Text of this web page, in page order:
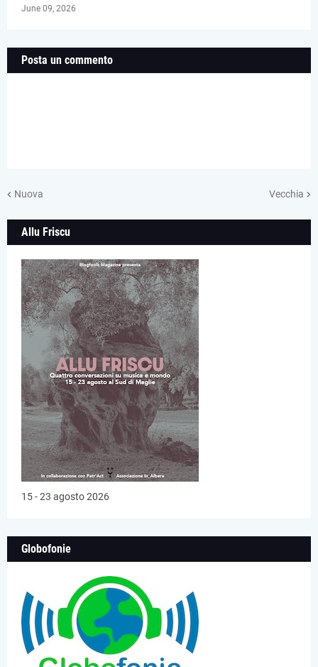
June 09, 2026
Posta un commento
Nuova Vecchia
Allu Friscu
15 - 23 agosto 2026
Globofonie